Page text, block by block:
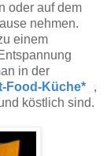
oder auf dem
nehmen.
einem
in der
Food-Küche*
,
köstlich sind.